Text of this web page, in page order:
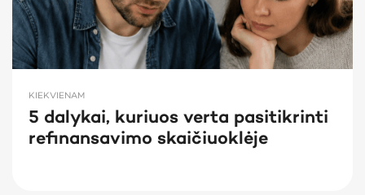
KIEKVIENAM
5 dalykai, kuriuos verta pasitikrinti
refinansavimo skaičiuoklėje